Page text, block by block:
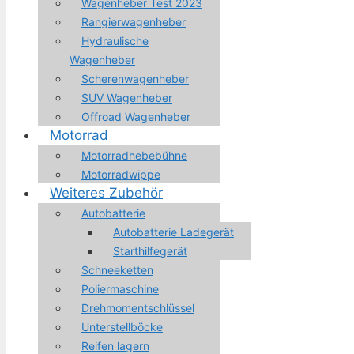
Wagenheber Test 2023
Rangierwagenheber
Hydraulische
Wagenheber
Scherenwagenheber
SUV Wagenheber
Offroad Wagenheber
Motorrad
Motorradhebebühne
Motorradwippe
Weiteres Zubehör
Autobatterie
Autobatterie Ladegerät
Starthilfegerät
Schneeketten
Poliermaschine
Drehmomentschlüssel
Unterstellböcke
Reifen lagern